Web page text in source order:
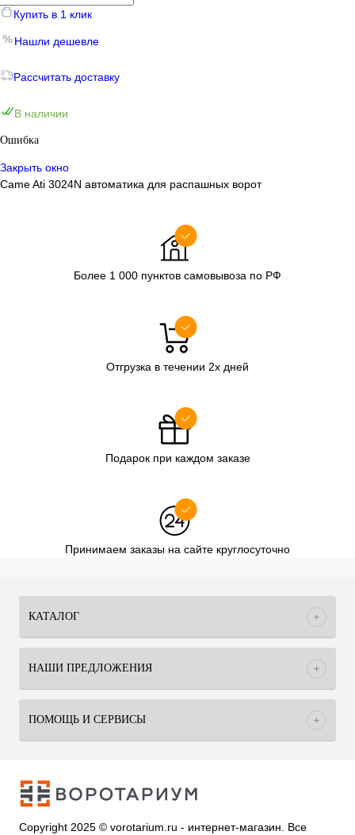
Купить в 1 клик
Нашли дешевле
Рассчитать доставку
В наличии
Ошибка
Закрыть окно
Came Ati 3024N автоматика для распашных ворот
Более 1 000 пунктов самовывоза по РФ
Отгрузка в течении 2х дней
Подарок при каждом заказе
Принимаем заказы на сайте круглосуточно
КАТАЛОГ
НАШИ ПРЕДЛОЖЕНИЯ
ПОМОЩЬ И СЕРВИСЫ
Copyright 2025 © vorotarium.ru - интернет-магазин. Все